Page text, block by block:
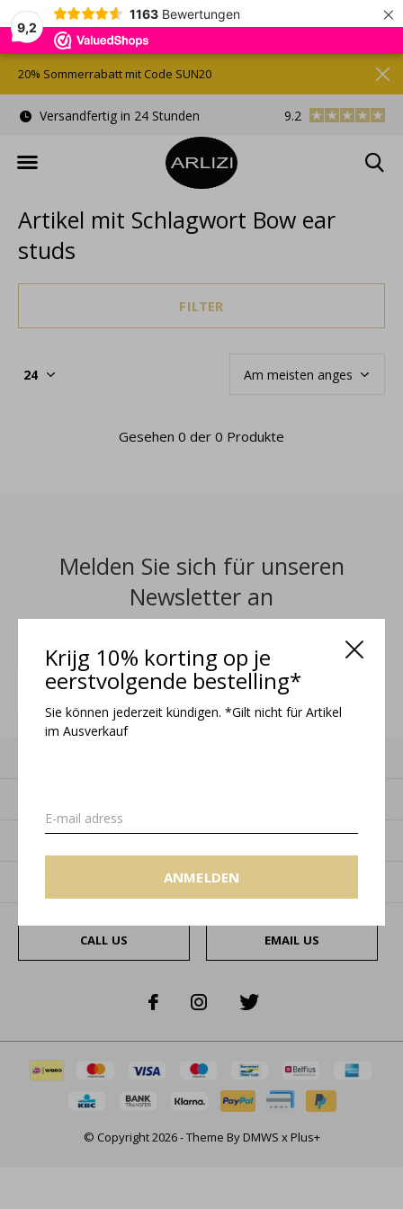
9,2
1163 Bewertungen ×
Krijg 10% korting op je
eerstvolgende bestelling*
Sie können jederzeit kündigen. *Gilt nicht für Artikel
im Ausverkauf
ANMELDEN
Versandfertig in 24 Stunden Kostenlose
9.2
20% Sommerrabatt mit Code SUN20
Artikel mit Schlagwort Bow ear
studs
FILTER
Gesehen 0 der 0 Produkte
Melden Sie sich für unseren
Newsletter an
CALL US EMAIL US
© Copyright2026- Theme ByDMWS xPlus+